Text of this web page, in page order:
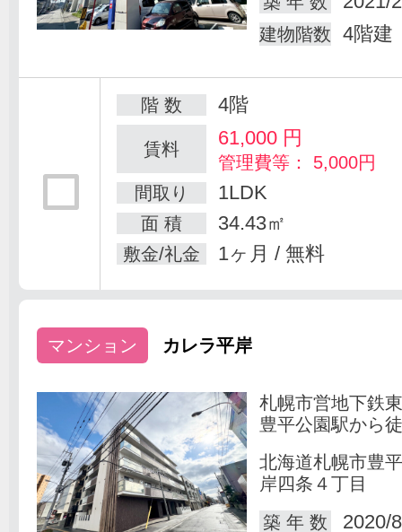
建物階数 4階建
階 数 4階
賃料 61,000円
管理費等： 5,000円
間取り
1LDK
面 積 34.43㎡
敷金/礼金 1ヶ月 / 無料
マンション カレラ平岸
札幌市営地下鉄
豊平公園駅から
北海道札幌市豊
岸四条４丁目
築 年 数
2020/